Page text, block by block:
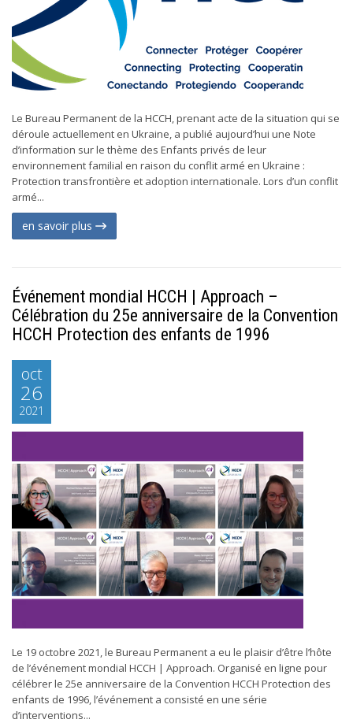
Le Bureau Permanent de la HCCH, prenant acte de la situation qui se
déroule actuellement en Ukraine, a publié aujourd’hui une Note
d’information sur le thème des Enfants privés de leur
environnement familial en raison du conflit armé en Ukraine :
Protection transfrontière et adoption internationale. Lors d’un conflit
armé...
en savoir plus
Événement mondial HCCH | Approach –
Célébration du 25e anniversaire de la Convention
HCCH Protection des enfants de 1996
oct
26
2021
Le 19 octobre 2021, le Bureau Permanent a eu le plaisir d’être l’hôte
de l’événement mondial HCCH | Approach. Organisé en ligne pour
célébrer le 25e anniversaire de la Convention HCCH Protection des
enfants de 1996, l’événement a consisté en une série
d’interventions...